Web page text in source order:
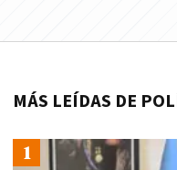
MÁS LEÍDAS DE